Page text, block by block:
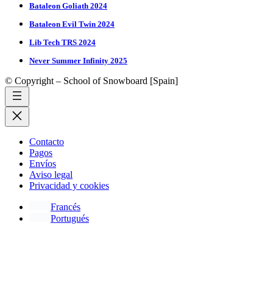
Bataleon Goliath 2024
Bataleon Evil Twin 2024
Lib Tech TRS 2024
Never Summer Infinity 2025
© Copyright – School of Snowboard [Spain]
Contacto
Pagos
Envíos
Aviso legal
Privacidad y cookies
Francés
Portugués